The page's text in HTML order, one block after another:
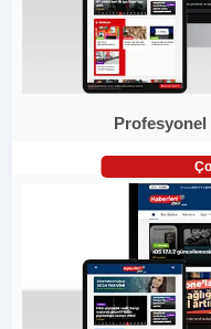
Profesyonel